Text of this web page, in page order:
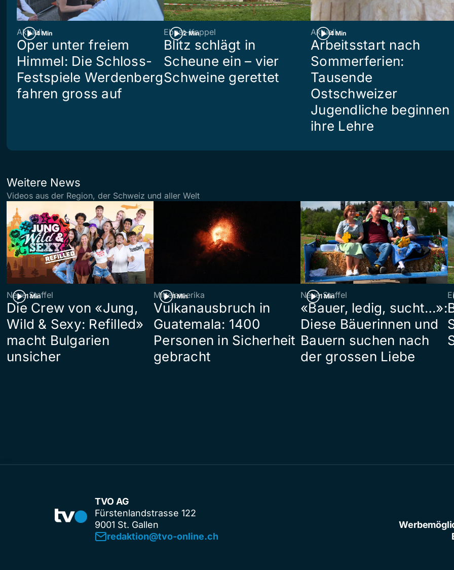
4 Min
Aktuell
Oper unter freiem
Himmel: Die Schloss-
Festspiele Werdenberg
fahren gross auf
2 Min
Ebnat-Kappel
Blitz schlägt in
Scheune ein – vier
Schweine gerettet
4 Min
Aktuell
Arbeitsstart nach
Sommerferien:
Tausende
Ostschweizer
Jugendliche beginnen
ihre Lehre
Weitere News
Videos aus der Region, der Schweiz und aller Welt
1 Min
Neue Staffel
Die Crew von «Jung,
Wild & Sexy: Refilled»
macht Bulgarien
unsicher
1 Min
Mittelamerika
Vulkanausbruch in
Guatemala: 1400
Personen in Sicherheit
gebracht
1 Min
Neue Staffel
«Bauer, ledig, sucht…»:
Diese Bäuerinnen und
Bauern suchen nach
der grossen Liebe
TVO AG
Fürstenlandstrasse 122
9001 St. Gallen
redaktion@tvo-online.ch